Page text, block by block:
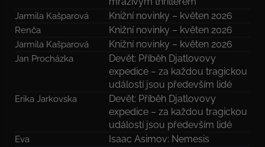
Jarmila Kašparová Knižní novinky – květen 2026
Renča Knižní novinky – květen 2026
Jarmila Kašparová Knižní novinky – květen 2026
Jan Procházka
Devět: Příběh Djatlovovy
expedice – za každou tragickou
událostí jsou především lidé
Erika Jarkovska
Devět: Příběh Djatlovovy
expedice – za každou tragickou
událostí jsou především lidé
Eva
Isaac Asimov: Nemesis